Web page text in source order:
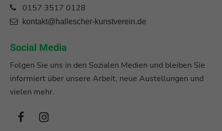
0157 3517 0128
kontakt@hallescher-kunstverein.de
Social Media
Folgen Sie uns in den Sozialen Medien und bleiben Sie
informiert über unsere Arbeit, neue Austellungen und
vielen mehr.